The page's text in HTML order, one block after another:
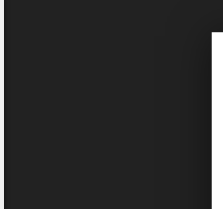
Sketchbook5, 스
Sketchbook5, 스